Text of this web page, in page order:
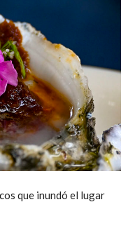
que inundó el lugar